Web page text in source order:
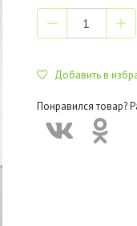
Добавить в
Понравился товар?